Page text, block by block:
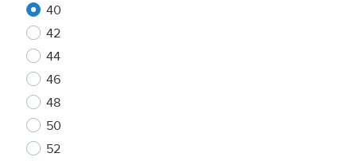
40
42
44
46
48
50
52